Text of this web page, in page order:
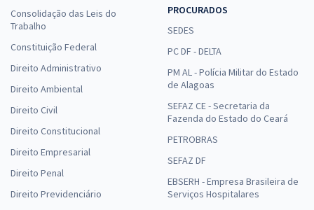
Consolidação das Leis do
Trabalho
Constituição Federal
Direito Administrativo
Direito Ambiental
Direito Civil
Direito Constitucional
Direito Empresarial
Direito Penal
Direito Previdenciário
PROCURADOS
SEDES
PC DF - DELTA
PM AL - Polícia Militar do Estado
de Alagoas
SEFAZ CE - Secretaria da
Fazenda do Estado do Ceará
PETROBRAS
SEFAZ DF
EBSERH - Empresa Brasileira de
Serviços Hospitalares